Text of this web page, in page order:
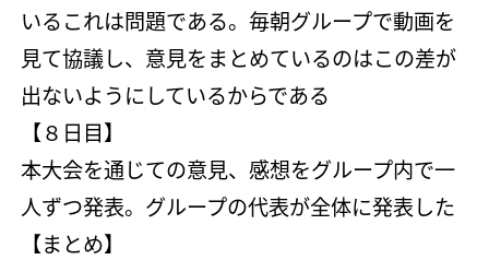
いるこれは問題である。毎朝グループで動画を
見て協議し、意見をまとめているのはこの差が
出ないようにしているからである
【８日目】
本大会を通じての意見、感想をグループ内で一
人ずつ発表。グループの代表が全体に発表した
【まとめ】